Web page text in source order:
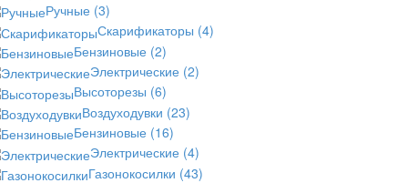
Ручные (3)
Скарификаторы (4)
Бензиновые (2)
Электрические (2)
Высоторезы (6)
Воздуходувки (23)
Бензиновые (16)
Электрические (4)
Газонокосилки (43)